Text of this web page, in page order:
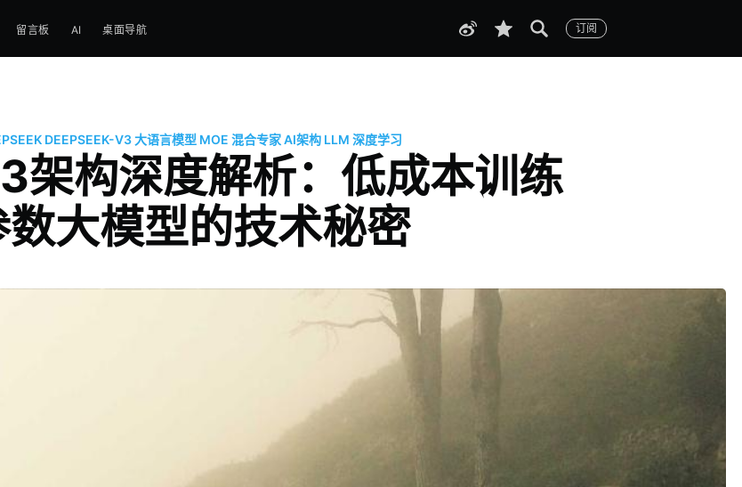
留言板 AI 桌面导航 订阅
DEEPSEEK-V3大语言模型 MOE 混合专家AI架构 LLM 深度学习
构深度解析：低成本训练
大模型的技术秘密